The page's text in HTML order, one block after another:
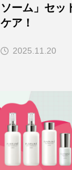
ソーム」セッ
ケア！
2025.11.20